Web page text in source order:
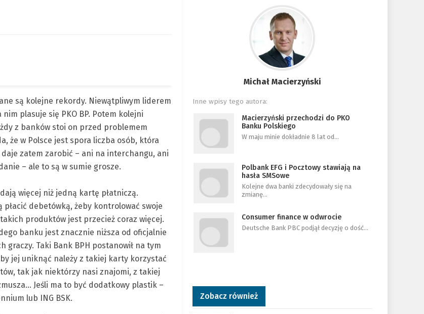
są kolejne rekordy. Niewątpliwym liderem
plasuje się PKO BP. Potem kolejni
z banków stoi on przed problemem
że w Polsce jest spora liczba osób, która
zatem zarobić – ani na interchangu, ani
– ale to są w sumie grosze.
więcej niż jedną kartę płatniczą.
debetówką, żeby kontrolować swoje
produktów jest przecież coraz więcej.
banku jest znacznie niższa od oficjalnie
Taki Bank BPH postanowił na tym
jej uniknąć należy z takiej karty korzystać
tak jak niektórzy nasi znajomi, z takiej
Jeśli ma to być dodatkowy plastik –
lub ING BSK.
Michał Macierzyński
Inne wpisy tego autora:
Macierzyński przechodzi do PKO
Banku Polskiego
W maju minie dokładnie 8 lat od…
Polbank EFG i Pocztowy stawiają na
hasła SMSowe
Kolejne dwa banki zdecydowały się na
zmianę…
Consumer finance w odwrocie
Deutsche Bank PBC podjął decyzję o dość…
Zobacz również